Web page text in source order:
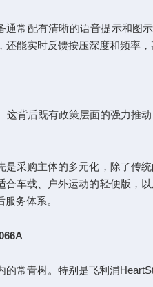
常配有清晰的语音提示和图
能实时反馈按压深度和频率
后既有政策层面的强力推
购主体的多元化，除了传统
车载、户外运动的轻便版，
务体系。
青树。特别是飞利浦